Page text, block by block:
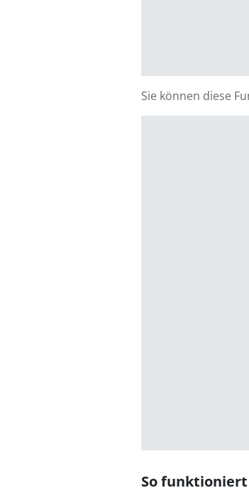
Sie können diese
So funktioniert